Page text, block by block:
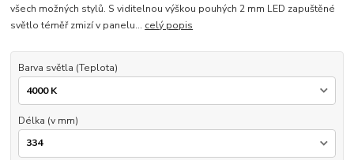
všech možných stylů. S viditelnou výškou pouhých 2 mm LED zapuštěné
světlo téměř zmizí v panelu... celý popis
Barva světla (Teplota)
Délka (v mm)